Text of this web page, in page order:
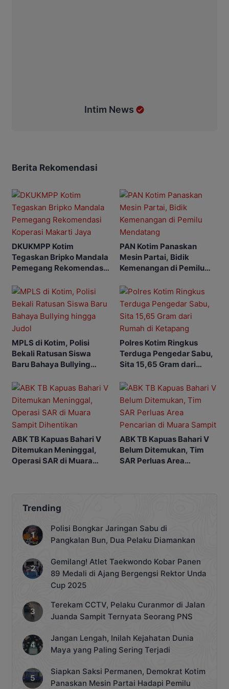
Intim News
Berita Rekomendasi
DKUKMPP Kotim
Tegaskan Bripko Mandala
Pemegang Rekomendasi
PAN Kotim Panaskan
Mesin Partai, Bidik
Kemenangan di Pemilu
MPLS di Kotim, Polisi
Bekali Ratusan Siswa
Baru Bahaya Bullying
Polres Kotim Ringkus
Terduga Pengedar Sabu,
Sita 15,65 Gram dari
ABK TB Kapuas Bahari V
Ditemukan Meninggal,
Operasi SAR di Muara
ABK TB Kapuas Bahari V
Belum Ditemukan, Tim
SAR Perluas Area
Trending
Polisi Bongkar Jaringan Sabu di
Pangkalan Bun, Dua Pelaku Diamankan
Gemilang! Atlet Taekwondo Kobar Panen
89 Medali di Ajang Bergengsi Rektor Unda
Cup 2025
Terekam CCTV, Pelaku Curanmor di Jalan
Juanda Sampit Ternyata Seorang PNS
Jangan Lengah, Inilah Kejahatan Dunia
Maya yang Paling Sering Terjadi
Siapkan Saksi Permanen, Demokrat Kotim
Panaskan Mesin Partai Hadapi Pemilu